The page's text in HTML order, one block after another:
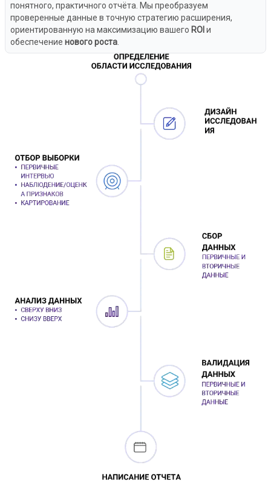
понятного, практичного отчёта. Мы преобразуем
проверенные данные в точную стратегию расширения,
ориентированную на максимизацию вашего ROI и
обеспечение нового роста